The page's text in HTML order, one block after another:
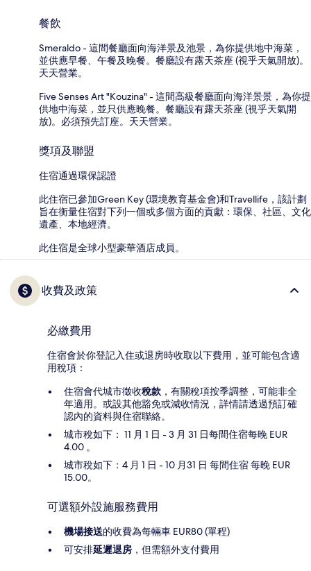
餐飲
Smeraldo - 這間餐廳面向海洋景及池景，為你提供地中海菜，
並供應早餐、午餐及晚餐。餐廳設有露天茶座 (視乎天氣開放)。
天天營業。
Five Senses Art "Kouzina" - 這間高級餐廳面向海洋景景，為你提
供地中海菜，並只供應晚餐。餐廳設有露天茶座 (視乎天氣開
放)。必須預先訂座。天天營業。
獎項及聯盟
住宿通過環保認證
此住宿已參加Green Key (環境教育基金會)和Travellife，該計劃
旨在衡量住宿對下列一個或多個方面的貢獻：環保、社區、文化
遺產、本地經濟。
此住宿是全球小型豪華酒店成員。
收費及政策
必繳費用
住宿會於你登記入住或退房時收取以下費用，並可能包含適
用稅項：
住宿會代城市徵收稅款 ，有關稅項按季調整，可能非全
年適用。或設其他豁免或減收情況，詳情請透過預訂確
認內的資料與住宿聯絡。
城市稅如下： 11 月 1 日 - 3 月 31 日每間住宿每晚 EUR
4.00 。
城市稅如下：4 月 1 日 - 10 月31 日 每間住宿 每晚 EUR
15.00。
可選額外設施服務費用
機場接送的收費為每輛車 EUR80 (單程)
可安排延遲退房 ，但需額外支付費用